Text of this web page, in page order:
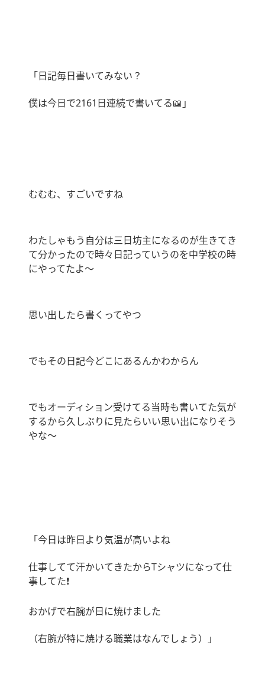
「日記毎日書いてみない？
僕は今日で2161 日連続で書いてる📖 」
むむむ、すごいですね
わたしゃもう自分は三日坊主になるのが生きてき
て分かったので時々日記っていうのを中学校の時
にやってたよ〜
思い出したら書くってやつ
でもその日記今どこにあるんかわからん
でもオーディション受けてる当時も書いてた気が
するから久しぶりに見たらいい思い出になりそう
やな〜
「今日は昨日より気温が高いよね
仕事してて汗かいてきたからTシャツになって仕
事してた❗️
おかげで右腕が日に焼けました
（右腕が特に焼ける職業はなんでしょう）」